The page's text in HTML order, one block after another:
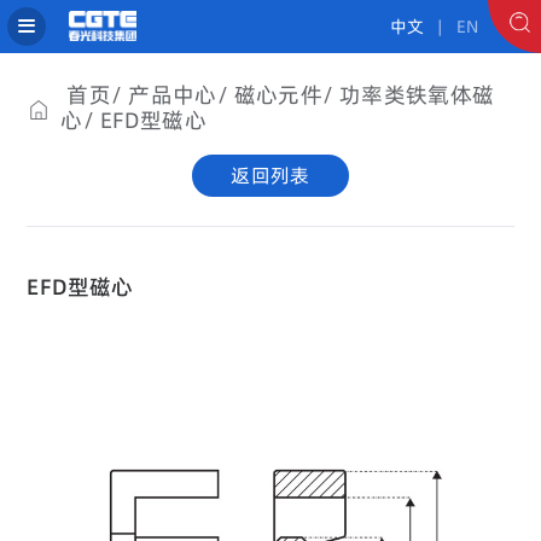
中文 | EN
首页 产品中心 磁心元件
功率类铁氧体磁
心
EFD型磁心
返回列表
EFD型磁心